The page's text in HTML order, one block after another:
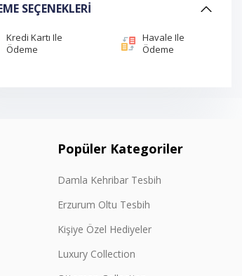
SEÇENEKLERI
Kredi Kartı Ile
Ödeme
Havale Ile
Ödeme
Popüler Kategoriler
Damla Kehribar Tesbih
Erzurum Oltu Tesbih
Kişiye Özel Hediyeler
Luxury Collection